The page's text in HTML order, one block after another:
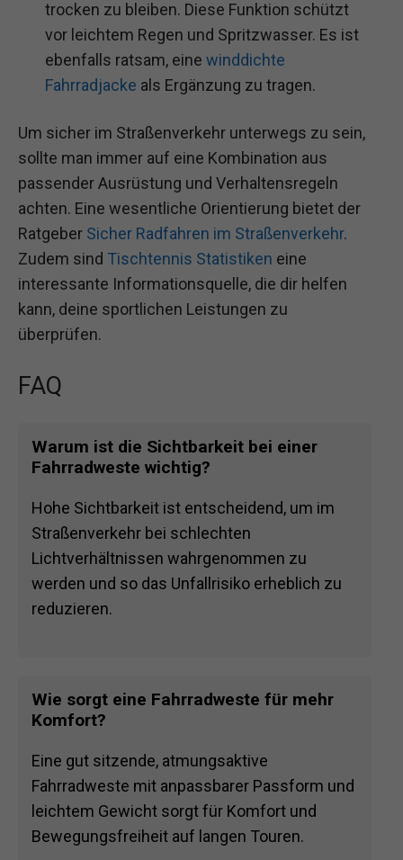
trocken zu bleiben. Diese Funktion schützt
vor leichtem Regen und Spritzwasser. Es ist
ebenfalls ratsam, eine winddichte
Fahrradjacke als Ergänzung zu tragen.
Um sicher im Straßenverkehr unterwegs zu sein,
sollte man immer auf eine Kombination aus
passender Ausrüstung und Verhaltensregeln
achten. Eine wesentliche Orientierung bietet der
Ratgeber Sicher Radfahren im Straßenverkehr.
Zudem sind Tischtennis Statistiken eine
interessante Informationsquelle, die dir helfen
kann, deine sportlichen Leistungen zu
überprüfen.
FAQ
Warum ist die Sichtbarkeit bei einer
Fahrradweste wichtig?
Hohe Sichtbarkeit ist entscheidend, um im
Straßenverkehr bei schlechten
Lichtverhältnissen wahrgenommen zu
werden und so das Unfallrisiko erheblich zu
reduzieren.
Wie sorgt eine Fahrradweste für mehr
Komfort?
Eine gut sitzende, atmungsaktive
Fahrradweste mit anpassbarer Passform und
leichtem Gewicht sorgt für Komfort und
Bewegungsfreiheit auf langen Touren.